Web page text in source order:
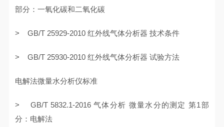
部分：一氧化碳和二氧化碳
> GB/T 25929-2010 红外线气体分析器 技术条件
> GB/T 25930-2010 红外线气体分析器 试验方法
电解法微量水分析仪标准
> GB/T 5832.1-2016 气体分析 微量水分的测定 第1部
分：电解法